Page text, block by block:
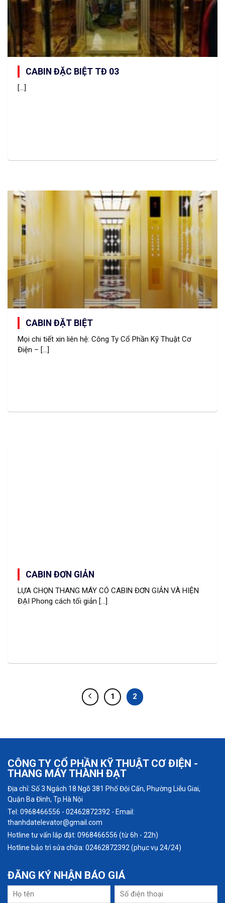
CABIN ĐẶC BIỆT TĐ 03
[...]
CABIN ĐẶT BIỆT
Mọi chi tiết xin liên hệ: Công Ty Cổ Phần Kỹ Thuật Cơ
Điện – [...]
CABIN ĐƠN GIẢN
LỰA CHỌN THANG MÁY CÓ CABIN ĐƠN GIẢN VÀ HIỆN
ĐẠI Phong cách tối giản [...]
1 2
CÔNG TY CỔ PHẦN KỸ THUẬT CƠ ĐIỆN -
THANG MÁY THÀNH ĐẠT
Địa chỉ: Số 3 Ngách 18 Ngõ 381 Phố Đội Cấn, Phường Liễu Giai,
Quận Ba Đình, Tp.Hà Nội
Tel: 0968466556 - 02462872392 - Email:
thanhdatelevator@gmail.com
Hotline tư vấn lắp đặt: 0968466556 (từ 6h - 22h)
Hotline bảo trì sửa chữa: 02462872392 (phục vụ 24/24)
ĐĂNG KÝ NHẬN BÁO GIÁ